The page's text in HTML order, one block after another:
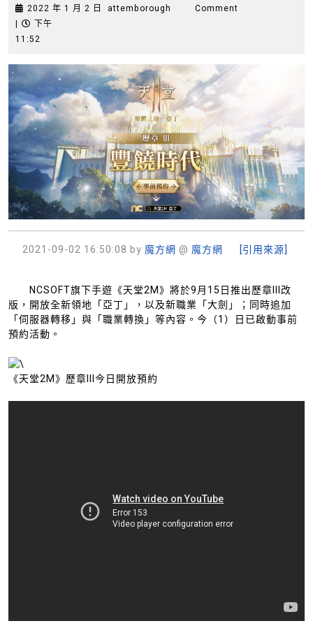
2022 年 1 月 2 日
2022
2
日
attemborough attemborough
Comment
|
下午
11:52
2021-09-02 16:50:08 by 魔方網 @ 魔方網 [引用來源]
NCSOFT旗下手遊《天堂2M》將於9月15日推出歷章III改
版，開放全新領地「亞丁」，以及新職業「大劍」；同時追加
「伺服器轉移」與「職業轉換」等內容。今（1）日已啟動事前
預約活動。
《天堂2M》歷章III今日開放預約